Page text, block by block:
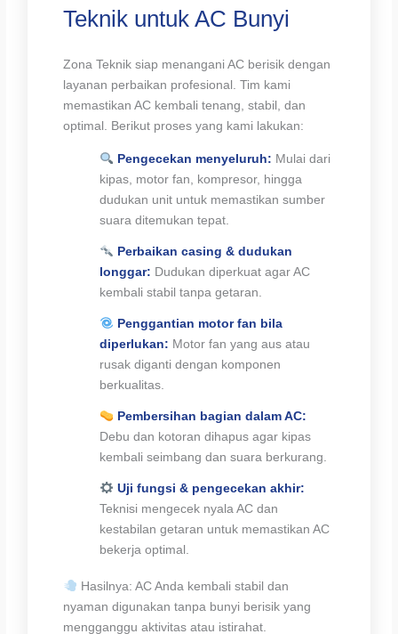
Teknik untuk AC Bunyi
Zona Teknik siap menangani AC berisik dengan
layanan perbaikan profesional. Tim kami
memastikan AC kembali tenang, stabil, dan
optimal. Berikut proses yang kami lakukan:
Pengecekan menyeluruh: Mulai dari
kipas, motor fan, kompresor, hingga
dudukan unit untuk memastikan sumber
suara ditemukan tepat.
Perbaikan casing & dudukan
longgar: Dudukan diperkuat agar AC
kembali stabil tanpa getaran.
Penggantian motor fan bila
diperlukan: Motor fan yang aus atau
rusak diganti dengan komponen
berkualitas.
Pembersihan bagian dalam AC:
Debu dan kotoran dihapus agar kipas
kembali seimbang dan suara berkurang.
Uji fungsi & pengecekan akhir:
Teknisi mengecek nyala AC dan
kestabilan getaran untuk memastikan AC
bekerja optimal.
Hasilnya: AC Anda kembali stabil dan
nyaman digunakan tanpa bunyi berisik yang
mengganggu aktivitas atau istirahat.